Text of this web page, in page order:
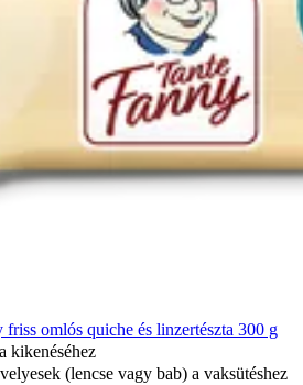
friss omlós quiche és linzertészta 300 g
kikenéséhez
(lencse vagy bab) a vaksütéshez